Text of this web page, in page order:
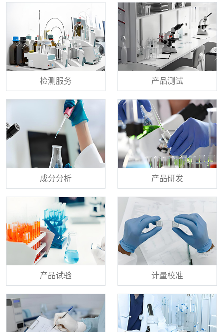
检测服务 产品测试
成分分析 产品研发
产品试验 计量校准